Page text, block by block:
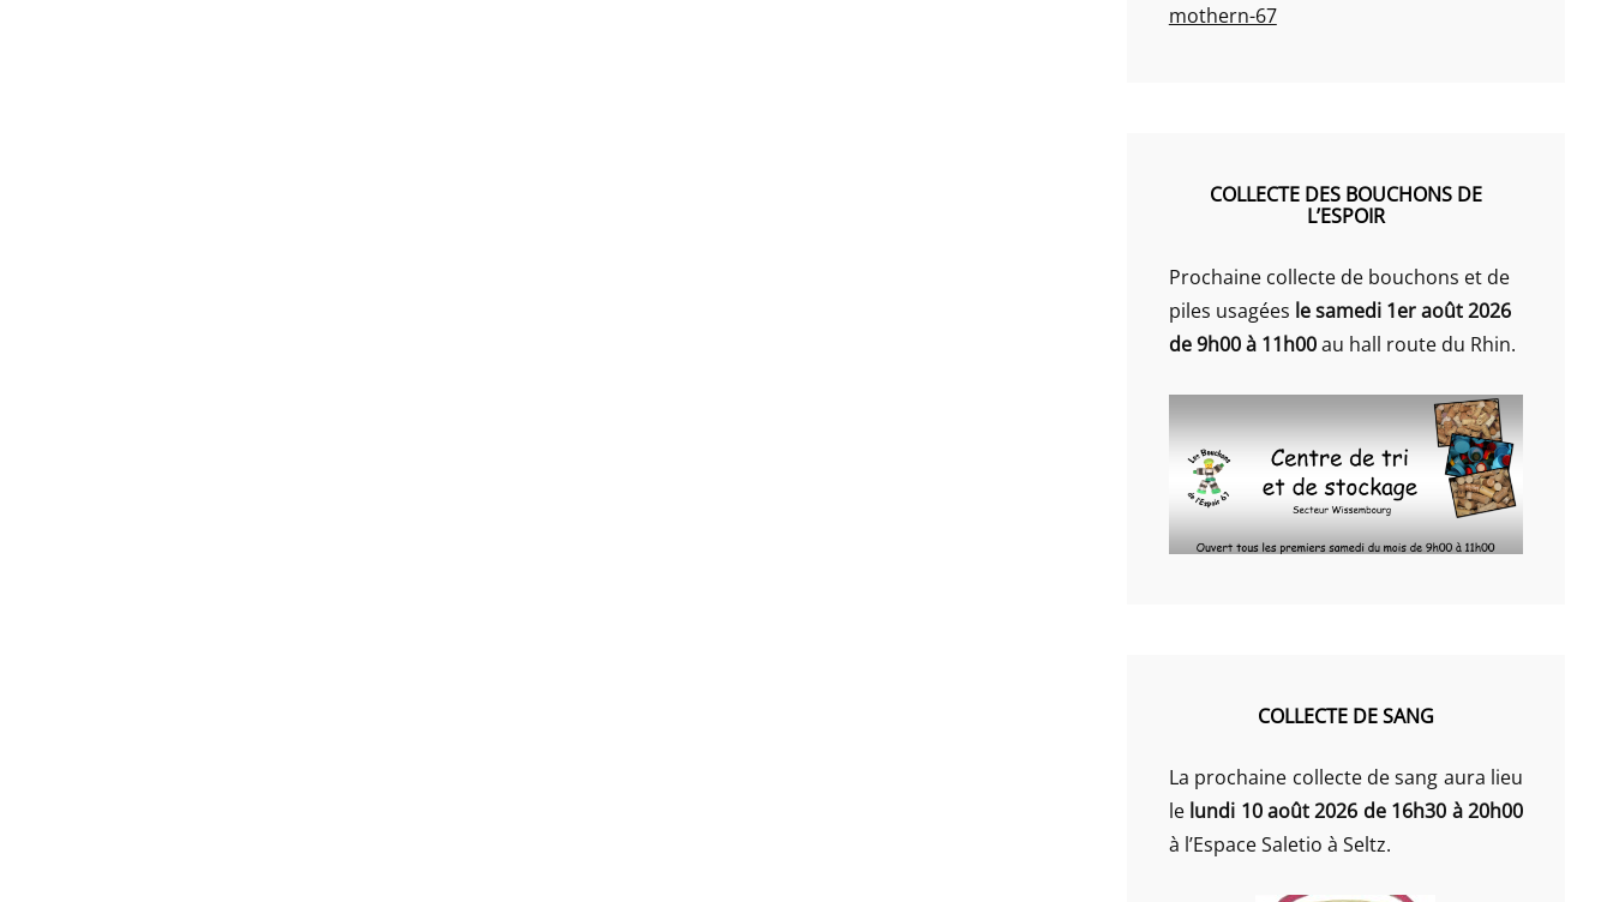
mothern-67
COLLECTE DES BOUCHONS DE
L’ESPOIR
Prochaine collecte de bouchons et de
piles usagées le samedi 1er août 2026
de 9h00 à 11h00au hall route du Rhin.
COLLECTE DE SANG
La prochaine collecte de sang aura lieu
le lundi 10 août 2026 de 16h30 à 20h00
à l’Espace Saletio à Seltz.